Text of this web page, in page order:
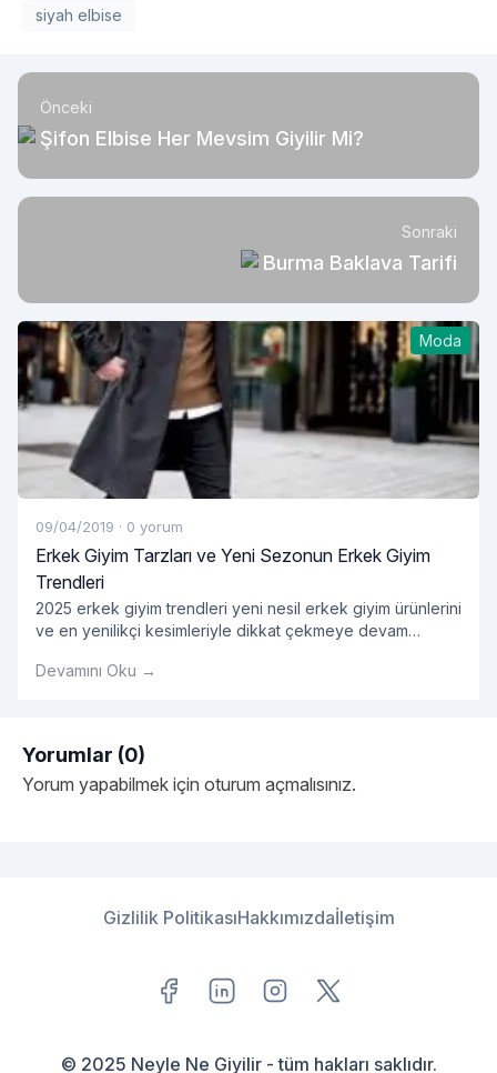
siyah elbise
Önceki
Şifon Elbise Her Mevsim Giyilir Mi?
Sonraki
Burma Baklava Tarifi
Moda
09/04/2019 · 0 yorum
Erkek Giyim Tarzları ve Yeni Sezonun Erkek Giyim
Trendleri
2025 erkek giyim trendleri yeni nesil erkek giyim ürünlerini
ve en yenilikçi kesimleriyle dikkat çekmeye devam
yönlü ürün opsiyonlarını bünyesinde barındıran 2025
bütçeden ürünün kolaylıkla bulunabildiği kategori
kapsamında erkek giyim tarzlarını yeniden
şekillendirecekOkumaya devam et"Erkek Giyim Tarzları ve
Devamını Oku →
Yorumlar (0)
Yorum yapabilmek için oturum açmalısınız.
Gizlilik PolitikasıHakkımızdaİletişim
© 2025 Neyle Ne Giyilir - tüm hakları saklıdır.